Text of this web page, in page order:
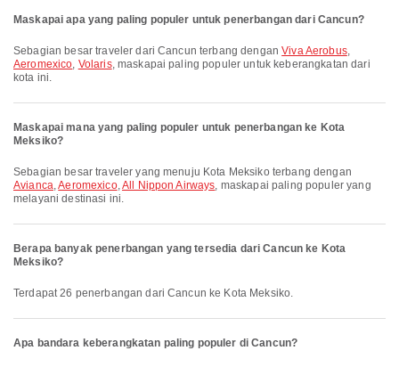
Maskapai apa yang paling populer untuk penerbangan dari Cancun?
Sebagian besar traveler dari Cancun terbang denganViva Aerobus,
Aeromexico, Volaris, maskapai paling populer untuk keberangkatan dari
kota ini.
Maskapai mana yang paling populer untuk penerbangan ke Kota
Meksiko?
Sebagian besar traveler yang menuju Kota Meksiko terbang dengan
Avianca,Aeromexico,All Nippon Airways, maskapai paling populer yang
melayani destinasi ini.
Berapa banyak penerbangan yang tersedia dari Cancun ke Kota
Meksiko?
Terdapat 26 penerbangan dari Cancun ke Kota Meksiko.
Apa bandara keberangkatan paling populer di Cancun?